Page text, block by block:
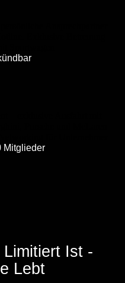
Mitglieder
Ist -
Lebt